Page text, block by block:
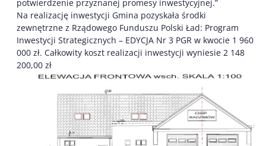
potwierdzenie przyznanej promesy inwestycyjnej.”
Na realizację inwestycji Gmina pozyskała środki
zewnętrzne z Rządowego Funduszu Polski Ład: Program
Inwestycji Strategicznych – EDYCJA Nr 3 PGR w kwocie 1 960
000 zł. Całkowity koszt realizacji inwestycji wyniesie 2 148
200,00 zł